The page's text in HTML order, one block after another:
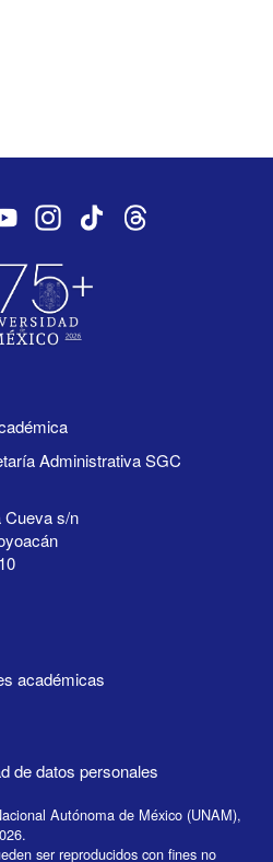
Administrativa SGC
Cueva s/n
académicas
de datos personales
Autónoma de México (UNAM),
ser reproducidos con fines no